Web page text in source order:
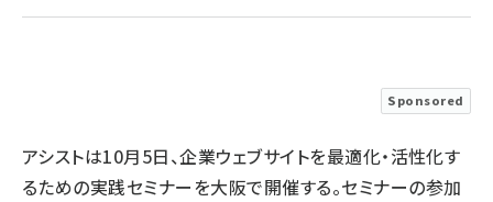
Sponsored
アシストは10月5日、企業ウェブサイトを最適化・活性化す
るための実践セミナーを大阪で開催する。セミナーの参加